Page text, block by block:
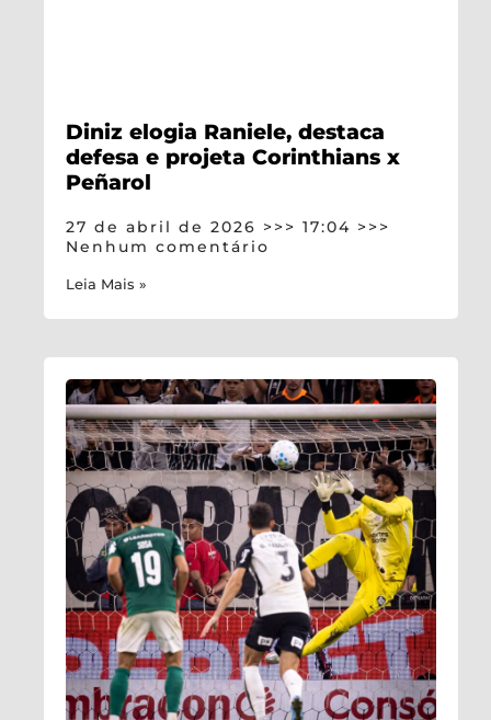
Diniz elogia Raniele, destaca
defesa e projeta Corinthians x
Peñarol
27 de abril de 2026
17:04
Nenhum comentário
Leia Mais »